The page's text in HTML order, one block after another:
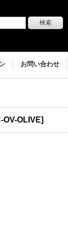
お問い合わせ
OV-OLIVE]